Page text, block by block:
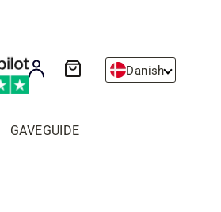
Log ind Danish
GAVEGUIDE